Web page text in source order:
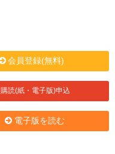
会員登録(無料)
購読(紙・電子版)申込
電子版を読む